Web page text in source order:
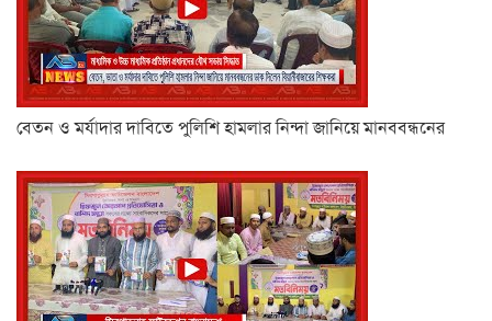
বেতন ও মর্যাদার দাবিতে পুলিশি হামলার নিন্দা জানিয়ে মানববন্ধনের